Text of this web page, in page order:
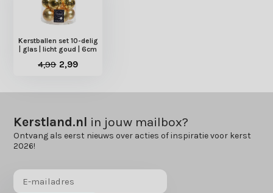
Kerstballen set 10-delig
| glas | licht goud | 6cm
4,99 2,99
Kerstland.nl in jouw mailbox?
Ontvang als eerst nieuws over acties of inspiratie voor kerst
2026!